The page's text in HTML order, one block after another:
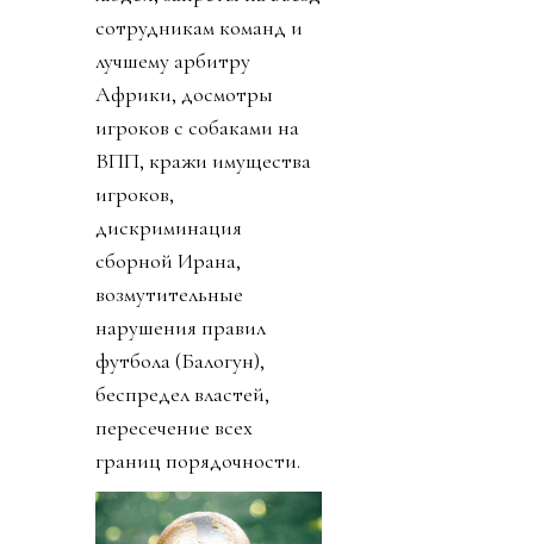
сотрудникам команд и
лучшему арбитру
Африки, досмотры
игроков с собаками на
ВПП, кражи имущества
игроков,
дискриминация
сборной Ирана,
возмутительные
нарушения правил
футбола (Балогун),
беспредел властей,
пересечение всех
границ порядочности.